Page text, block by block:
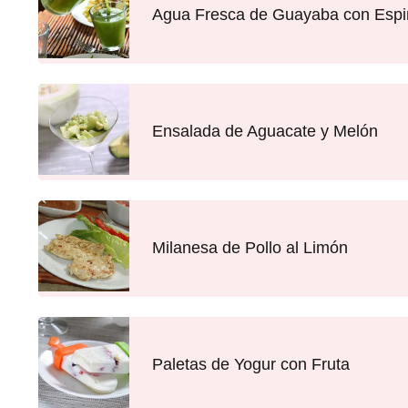
Agua Fresca de Guayaba con
Ensalada de Aguacate y Melón
Milanesa de Pollo al Limón
Paletas de Yogur con Fruta